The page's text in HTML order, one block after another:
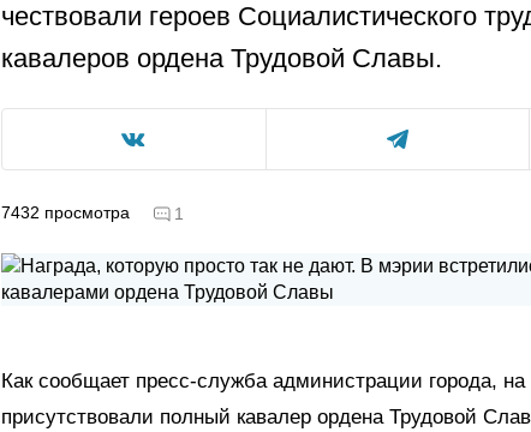
чествовали героев Социалистического
кавалеров ордена Трудовой Славы.
7432 просмотра 1
Как сообщает пресс-служба администрации города,
присутствовали полный кавалер ордена Трудовой